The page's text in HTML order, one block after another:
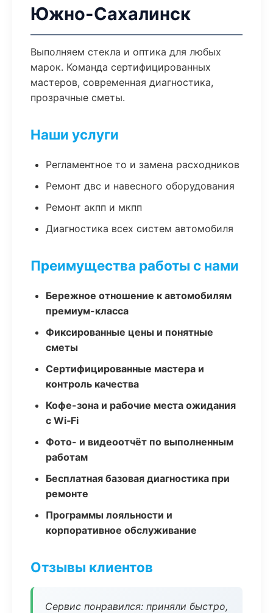
Южно-Сахалинск
Выполняем стекла и оптика для любых
марок. Команда сертифицированных
мастеров, современная диагностика,
прозрачные сметы.
Наши услуги
Регламентное то и замена расходников
Ремонт двс и навесного оборудования
Ремонт акпп и мкпп
Диагностика всех систем автомобиля
Преимущества работы с нами
Бережное отношение к автомобилям
премиум-класса
Фиксированные цены и понятные
сметы
Сертифицированные мастера и
контроль качества
Кофе-зона и рабочие места ожидания
с Wi‑Fi
Фото- и видеоотчёт по выполненным
работам
Бесплатная базовая диагностика при
ремонте
Программы лояльности и
корпоративное обслуживание
Отзывы клиентов
Сервис понравился: приняли быстро,